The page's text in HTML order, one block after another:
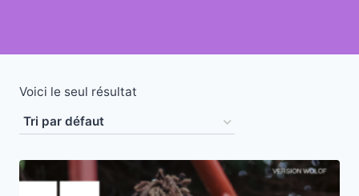
Voici le seul résultat